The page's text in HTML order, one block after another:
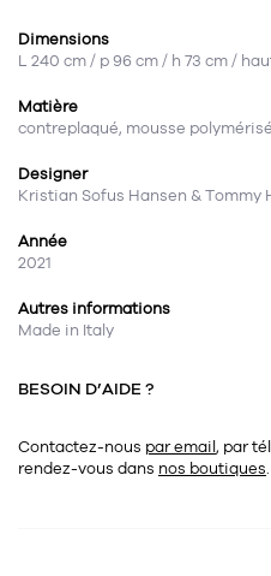
Dimensions
L 240 cm / p 96 cm / h 73 cm /
Matière
contreplaqué, mousse
Designer
Kristian Sofus Hansen & Tommy
Année
2021
Autres informations
Made in Italy
BESOIN D’AIDE ?
Contactez-nous par email, par
rendez-vous dans nos boutiques.